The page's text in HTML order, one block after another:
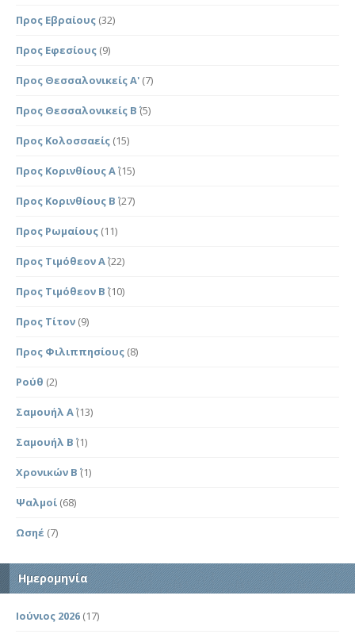
Προς Εβραίους (32)
Προς Εφεσίους (9)
Προς Θεσσαλονικείς Α' (7)
Προς Θεσσαλονικείς Β΄ (5)
Προς Κολοσσαείς (15)
Προς Κορινθίους Α΄(15)
Προς Κορινθίους Β΄ (27)
Προς Ρωμαίους (11)
Προς Τιμόθεον Α΄(22)
Προς Τιμόθεον Β΄ (10)
Προς Τίτον (9)
Προς Φιλιππησίους (8)
Ρούθ (2)
Σαμουήλ Α΄(13)
Σαμουήλ Β΄ (1)
Χρονικών Β΄ (1)
Ψαλμοί (68)
Ωσηέ (7)
Ημερομηνία
Ιούνιος 2026 (17)